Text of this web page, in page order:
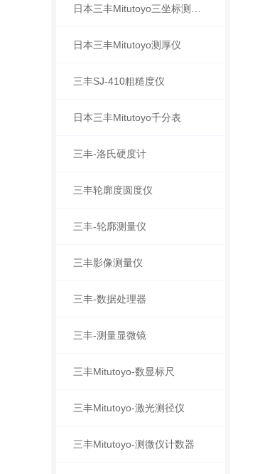
日本三丰Mitutoyo测厚仪
三丰SJ-410粗糙度仪
日本三丰Mitutoyo千分表
三丰-洛氏硬度计
三丰轮廓度圆度仪
三丰-轮廓测量仪
三丰影像测量仪
三丰-数据处理器
三丰-测量显微镜
三丰Mitutoyo-数显标尺
三丰Mitutoyo-激光测径仪
三丰Mitutoyo-测微仪计数器